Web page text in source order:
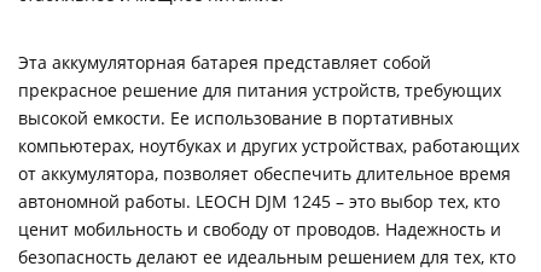
Эта аккумуляторная батарея представляет собой
прекрасное решение для питания устройств, требующих
высокой емкости. Ее использование в портативных
компьютерах, ноутбуках и других устройствах, работающих
от аккумулятора, позволяет обеспечить длительное время
автономной работы. LEOCH DJM 1245 – это выбор тех, кто
ценит мобильность и свободу от проводов. Надежность и
безопасность делают ее идеальным решением для тех, кто